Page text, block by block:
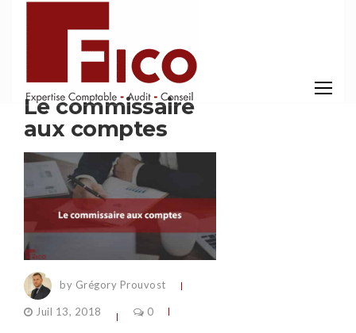
Le commissaire
aux comptes
by Grégory Prouvost
Juil 13, 2018 0